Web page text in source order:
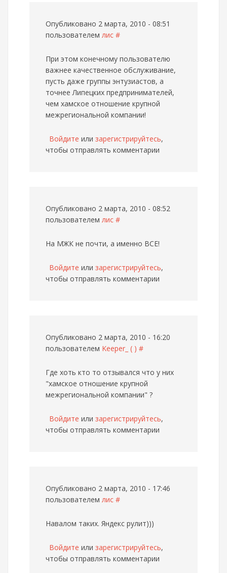
Опубликовано 2 марта, 2010 - 08:51
пользователем лис #
При этом конечному пользователю
важнее качественное обслуживание,
пусть даже группы энтузиастов, а
точнее Липецких предпринимателей,
чем хамское отношение крупной
межрегиональной компании!
Войдите или зарегистрируйтесь,
чтобы отправлять комментарии
Опубликовано 2 марта, 2010 - 08:52
пользователем лис #
На МЖК не почти, а именно ВСЕ!
Войдите или зарегистрируйтесь,
чтобы отправлять комментарии
Опубликовано 2 марта, 2010 - 16:20
пользователем Keeper_ ( ) #
Где хоть кто то отзывался что у них
"хамское отношение крупной
межрегиональной компании" ?
Войдите или зарегистрируйтесь,
чтобы отправлять комментарии
Опубликовано 2 марта, 2010 - 17:46
пользователем лис #
Навалом таких. Яндекс рулит)))
Войдите или зарегистрируйтесь,
чтобы отправлять комментарии